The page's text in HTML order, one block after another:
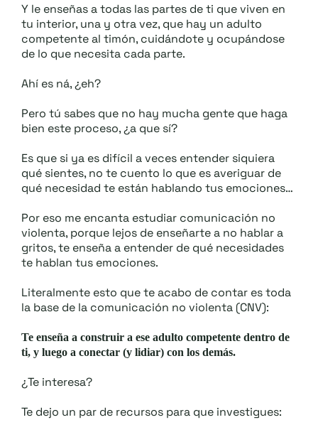
Y le enseñas a todas las partes de ti que viven en
tu interior, una y otra vez, que hay un adulto
competente al timón, cuidándote y ocupándose
de lo que necesita cada parte.
Ahí es ná, ¿eh?
Pero tú sabes que no hay mucha gente que haga
bien este proceso, ¿a que sí?
Es que si ya es difícil a veces entender siquiera
qué sientes, no te cuento lo que es averiguar de
qué necesidad te están hablando tus emociones…
Por eso me encanta estudiar comunicación no
violenta, porque lejos de enseñarte a no hablar a
gritos, te enseña a entender de qué necesidades
te hablan tus emociones.
Literalmente esto que te acabo de contar es toda
la base de la comunicación no violenta (CNV):
Te enseña a construir a ese adulto competente dentro de
ti, y luego a conectar (y lidiar) con los demás.
¿Te interesa?
Te dejo un par de recursos para que investigues: